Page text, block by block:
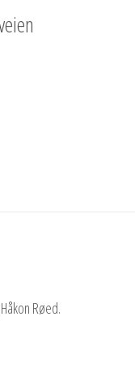
Røed.